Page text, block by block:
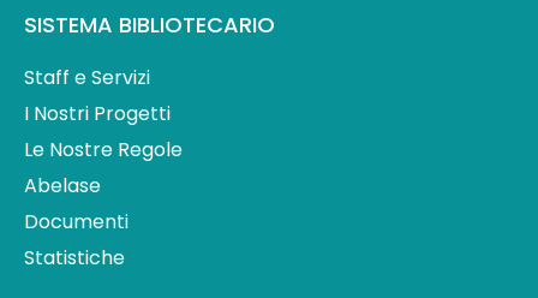
SISTEMA BIBLIOTECARIO
Staff e Servizi
I Nostri Progetti
Le Nostre Regole
Abelase
Documenti
Statistiche